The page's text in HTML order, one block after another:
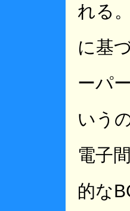
れる
に基
ーパ
いう
電子
的な